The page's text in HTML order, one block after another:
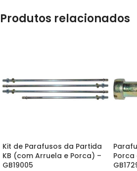
Produtos relacionados
Kit de Parafusos da Partida
KB (com Arruela e Porca) –
GB19005
Porca